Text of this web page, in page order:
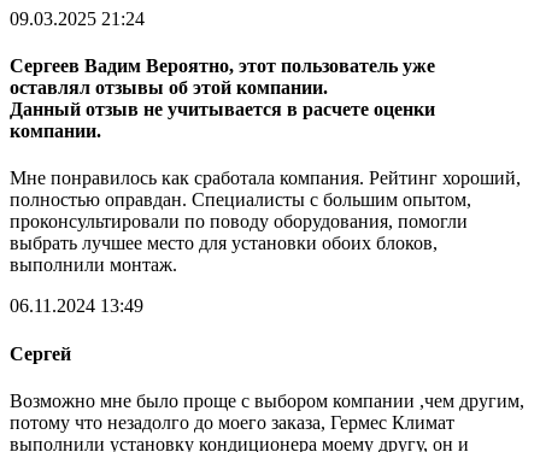
09.03.2025 21:24
Сергеев Вадим Вероятно, этот пользователь уже
оставлял отзывы об этой компании.
Данный отзыв не учитывается в расчете оценки
компании.
Мне понравилось как сработала компания. Рейтинг хороший,
полностью оправдан. Специалисты с большим опытом,
проконсультировали по поводу оборудования, помогли
выбрать лучшее место для установки обоих блоков,
выполнили монтаж.
06.11.2024 13:49
Сергей
Возможно мне было проще с выбором компании ,чем другим,
потому что незадолго до моего заказа, Гермес Климат
выполнили установку кондиционера моему другу, он и